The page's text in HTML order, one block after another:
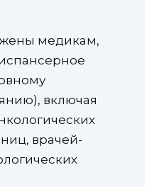
медикам,
включая
врачей-